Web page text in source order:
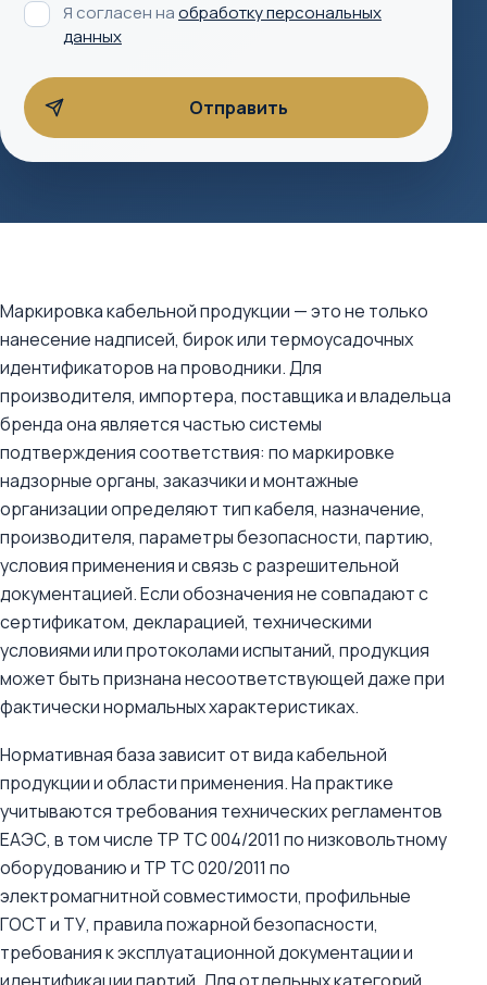
Я согласен наобработку персональных
данных
Маркировка кабельной продукции — это не только
нанесение надписей, бирок или термоусадочных
идентификаторов на проводники. Для
производителя, импортера, поставщика и владельца
бренда она является частью системы
подтверждения соответствия: по маркировке
надзорные органы, заказчики и монтажные
организации определяют тип кабеля, назначение,
производителя, параметры безопасности, партию,
условия применения и связь с разрешительной
документацией. Если обозначения не совпадают с
сертификатом, декларацией, техническими
условиями или протоколами испытаний, продукция
может быть признана несоответствующей даже при
фактически нормальных характеристиках.
Нормативная база зависит от вида кабельной
продукции и области применения. На практике
учитываются требования технических регламентов
ЕАЭС, в том числе ТР ТС 004/2011 по низковольтному
оборудованию и ТР ТС 020/2011 по
электромагнитной совместимости, профильные
ГОСТ и ТУ, правила пожарной безопасности,
требования к эксплуатационной документации и